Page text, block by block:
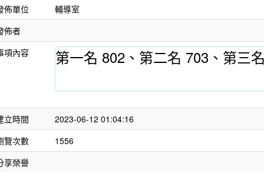
佈單位
輔導室
佈者
項內容
第一名 802、第二名 703、第三
立時間
2023-06-12 01:04:16
覽次數
1556
享榮譽